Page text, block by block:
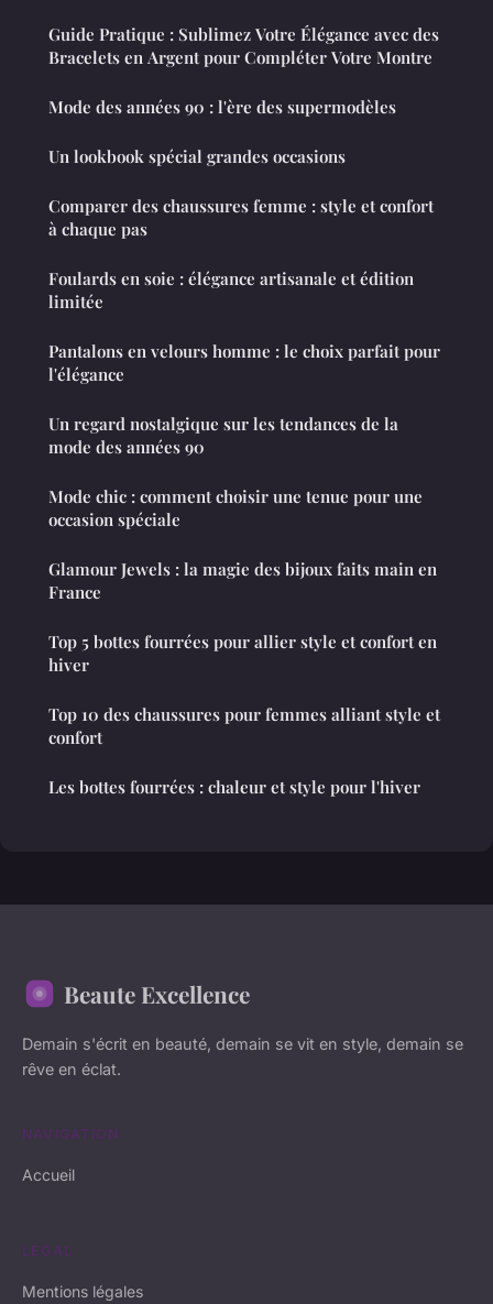
Guide Pratique : Sublimez Votre Élégance avec des
Bracelets en Argent pour Compléter Votre Montre
Mode des années 90 : l'ère des supermodèles
Un lookbook spécial grandes occasions
Comparer des chaussures femme : style et confort
à chaque pas
Foulards en soie : élégance artisanale et édition
limitée
Pantalons en velours homme : le choix parfait pour
l'élégance
Un regard nostalgique sur les tendances de la
mode des années 90
Mode chic : comment choisir une tenue pour une
occasion spéciale
Glamour Jewels : la magie des bijoux faits main en
France
Top 5 bottes fourrées pour allier style et confort en
hiver
Top 10 des chaussures pour femmes alliant style et
confort
Les bottes fourrées : chaleur et style pour l'hiver
Beaute Excellence
Demain s'écrit en beauté, demain se vit en style, demain se
rêve en éclat.
NAVIGATION
Accueil
LÉGAL
Mentions légales